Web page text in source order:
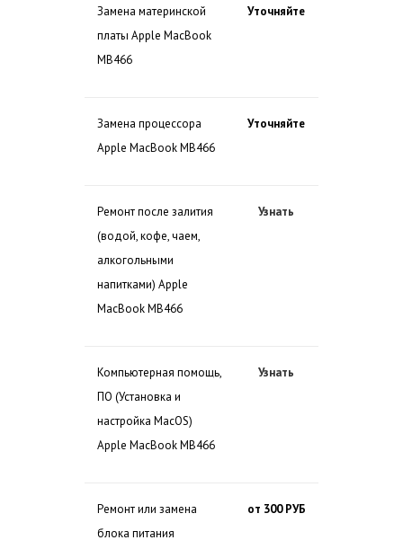
Замена материнской
платы Apple MacBook
MB466
Уточняйте
Замена процессора
Apple MacBook MB466
Уточняйте
Ремонт после залития
(водой, кофе, чаем,
алкогольными
напитками) Apple
MacBook MB466
Узнать
Компьютерная помощь,
ПО (Установка и
настройка MacOS)
Apple MacBook MB466
Узнать
Ремонт или замена
блока питания
от 300 РУБ